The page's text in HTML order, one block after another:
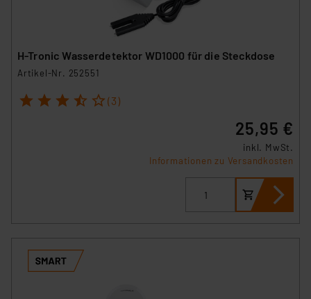
H-Tronic Wasserdetektor WD1000 für die Steckdose
Artikel-Nr. 252551
1 2 3 4 5 (3)
25,95 €
inkl. MwSt.
Informationen zu Versandkosten